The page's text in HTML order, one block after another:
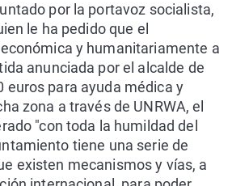
por la portavoz socialista,
le ha pedido que el
y humanitariamente a
anunciada por el alcalde de
euros para ayuda médica y
zona a través de UNRWA, el
"con toda la humildad del
tiene una serie de
existen mecanismos y vías, a